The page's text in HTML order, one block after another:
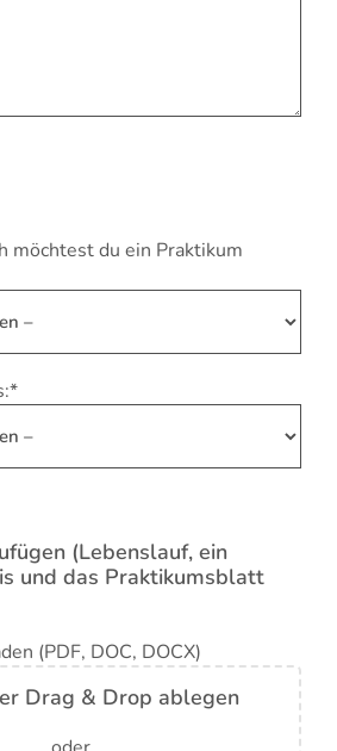
möchtest du ein Praktikum
(Lebenslauf, ein
und das Praktikumsblatt
(PDF, DOC, DOCX)
Drag & Drop ablegen